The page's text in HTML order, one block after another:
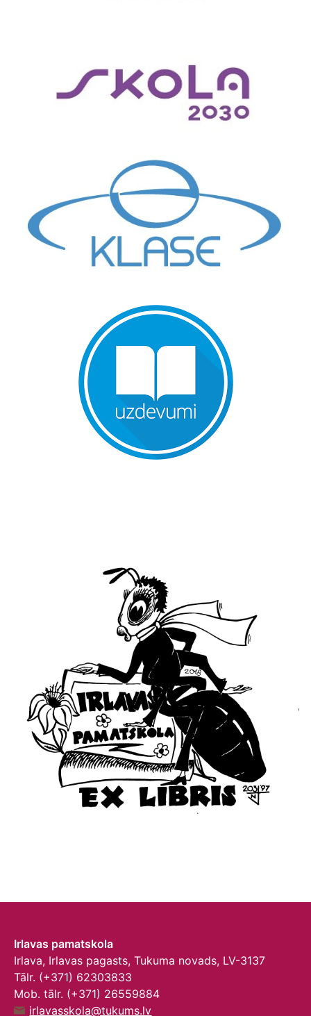
Irlavas pamatskola
Irlava, Irlavas pagasts, Tukuma novads, LV-3137
Tālr. (+371) 62303833
Mob. tālr. (+371) 26559884
irlavasskola@tukums.lv